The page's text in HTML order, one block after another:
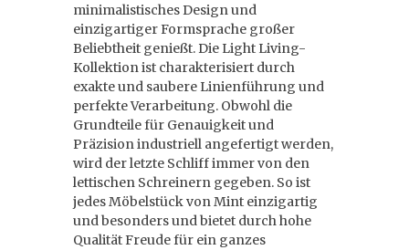
minimalistisches Design und
einzigartiger Formsprache großer
Beliebtheit genießt. Die Light Living-
Kollektion ist charakterisiert durch
exakte und saubere Linienführung und
perfekte Verarbeitung. Obwohl die
Grundteile für Genauigkeit und
Präzision industriell angefertigt werden,
wird der letzte Schliff immer von den
lettischen Schreinern gegeben. So ist
jedes Möbelstück von Mint einzigartig
und besonders und bietet durch hohe
Qualität Freude für ein ganzes